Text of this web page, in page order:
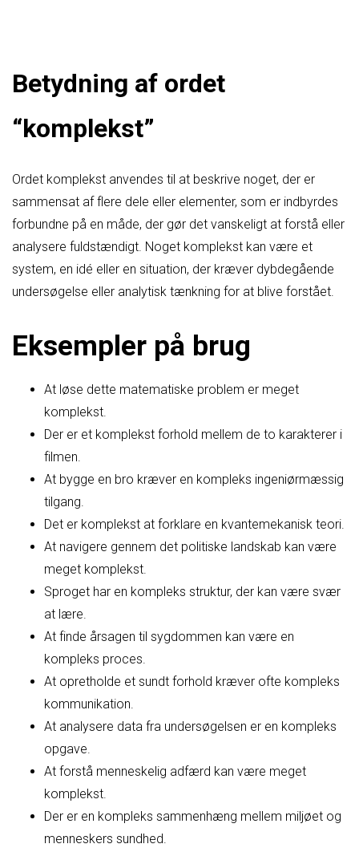
Betydning af ordet
“komplekst”
Ordet komplekst anvendes til at beskrive noget, der er
sammensat af flere dele eller elementer, som er indbyrdes
forbundne på en måde, der gør det vanskeligt at forstå eller
analysere fuldstændigt. Noget komplekst kan være et
system, en idé eller en situation, der kræver dybdegående
undersøgelse eller analytisk tænkning for at blive forstået.
Eksempler på brug
At løse dette matematiske problem er meget
komplekst.
Der er et komplekst forhold mellem de to karakterer i
filmen.
At bygge en bro kræver en kompleks ingeniørmæssig
tilgang.
Det er komplekst at forklare en kvantemekanisk teori.
At navigere gennem det politiske landskab kan være
meget komplekst.
Sproget har en kompleks struktur, der kan være svær
at lære.
At finde årsagen til sygdommen kan være en
kompleks proces.
At opretholde et sundt forhold kræver ofte kompleks
kommunikation.
At analysere data fra undersøgelsen er en kompleks
opgave.
At forstå menneskelig adfærd kan være meget
komplekst.
Der er en kompleks sammenhæng mellem miljøet og
menneskers sundhed.